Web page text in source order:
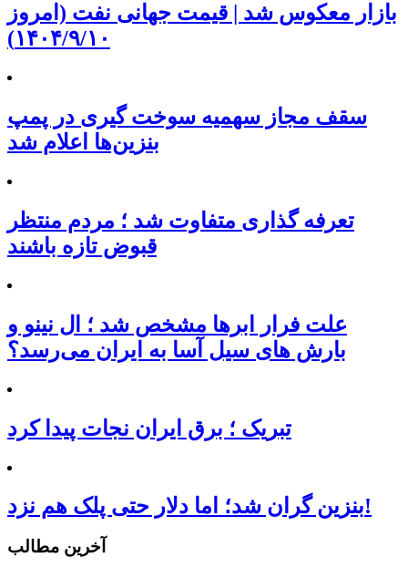
بازار معکوس شد | قیمت جهانی نفت (امروز
۱۴۰۴/۹/۱۰)
سقف مجاز سهمیه سوخت گیری در پمپ
بنزین‌ها اعلام شد
تعرفه‌ گذاری متفاوت شد ؛ مردم منتظر
قبوض تازه باشند
علت فرار ابرها مشخص شد ؛ ال نینو و
بارش های سیل آسا به ایران می‌رسد؟
تبریک ؛ برق ایران نجات پیدا کرد
بنزین گران شد؛ اما دلار حتی پلک هم نزد!
آخرین مطالب